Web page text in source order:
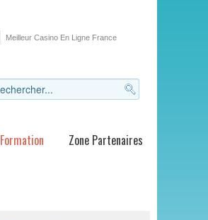
Meilleur Casino En Ligne France
Formation Zone Partenaires